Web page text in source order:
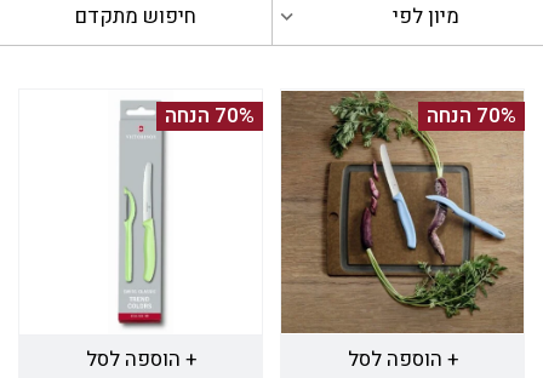
מיון לפי חיפוש מתקדם
70% הנחה
+ הוספה לסל
70% הנחה
+ הוספה לסל